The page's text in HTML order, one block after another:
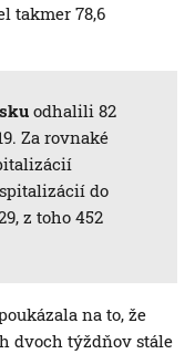
takmer 78,6
odhalili 82
Za rovnaké
do
z toho 452
na to, že
dvoch týždňov stále